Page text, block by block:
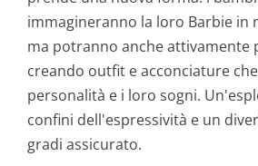
immagineranno la loro Barbie in
ma potranno anche attivamente
creando outfit e acconciature
personalità e i loro sogni.
confini dell'espressività e un
gradi assicurato.